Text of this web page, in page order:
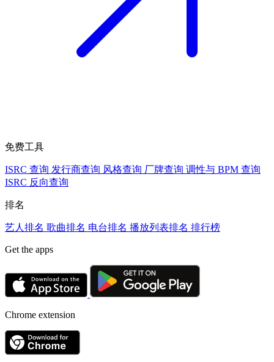
免费工具
ISRC 查询 发行商查询 风格查询 厂牌查询 调性与 BPM 查询
ISRC 反向查询
排名
艺人排名 歌曲排名 电台排名 播放列表排名 排行榜
Get the apps
Chrome extension